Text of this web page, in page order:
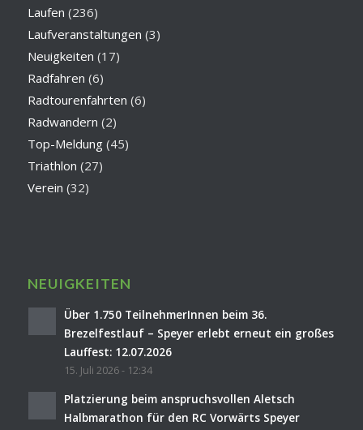
Laufen (236)
Laufveranstaltungen (3)
Neuigkeiten (17)
Radfahren (6)
Radtourenfahrten (6)
Radwandern (2)
Top-Meldung(45)
Triathlon (27)
Verein (32)
NEUIGKEITEN
Über 1.750 TeilnehmerInnen beim 36.
Brezelfestlauf – Speyer erlebt erneut ein großes
Lauffest: 12.07.2026
15. Juli 2026 - 12:34
Platzierung beim anspruchsvollen Aletsch
Halbmarathon für den RC Vorwärts Speyer